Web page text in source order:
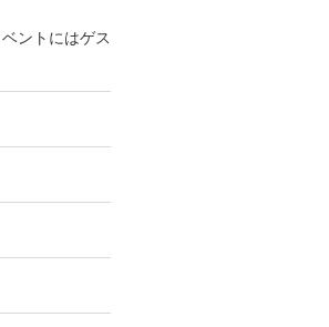
ントにはゲス